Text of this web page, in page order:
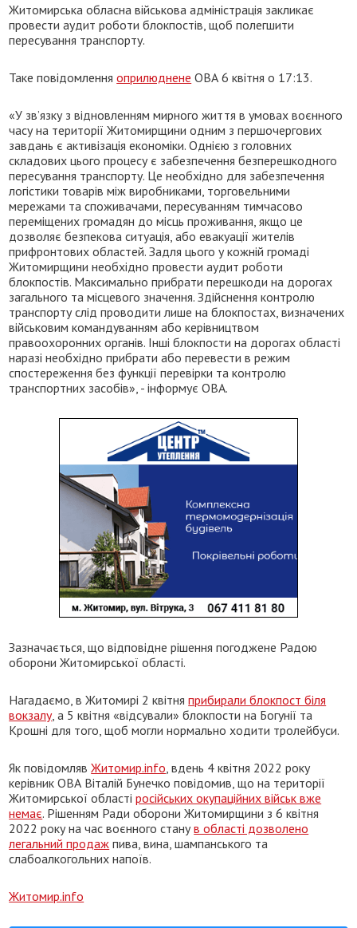
Житомирська обласна військова адміністрація закликає
провести аудит роботи блокпостів, щоб полегшити
пересування транспорту.
Таке повідомленняоприлюднене ОВА 6 квітня о 17:13.
«У зв’язку з відновленням мирного життя в умовах воєнного
часу на території Житомирщини одним з першочергових
завдань є активізація економіки. Однією з головних
складових цього процесу є забезпечення безперешкодного
пересування транспорту. Це необхідно для забезпечення
логістики товарів між виробниками, торговельними
мережами та споживачами, пересуванням тимчасово
переміщених громадян до місць проживання, якщо це
дозволяє безпекова ситуація, або евакуації жителів
прифронтових областей. Задля цього у кожній громаді
Житомирщини необхідно провести аудит роботи
блокпостів. Максимально прибрати перешкоди на дорогах
загального та місцевого значення. Здійснення контролю
транспорту слід проводити лише на блокпостах, визначених
військовим командуванням або керівництвом
правоохоронних органів. Інші блокпости на дорогах області
наразі необхідно прибрати або перевести в режим
спостереження без функції перевірки та контролю
транспортних засобів», - інформує ОВА.
Зазначається, що відповідне рішення погоджене Радою
оборони Житомирської області.
Нагадаємо, в Житомирі 2 квітняприбирали блокпост біля
вокзалу, а 5 квітня «відсували» блокпости на Богунії та
Крошні для того, щоб могли нормально ходити тролейбуси.
Як повідомлявЖитомир.info , вдень 4 квітня 2022 року
керівник ОВА Віталій Бунечко повідомив, що на території
Житомирської областіросійських окупаційних військ вже
немає. Рішенням Ради оборони Житомирщини з 6 квітня
2022 року на час воєнного станув області дозволено
легальний продаж пива, вина, шампанського та
слабоалкогольних напоїв.
Житомир.info